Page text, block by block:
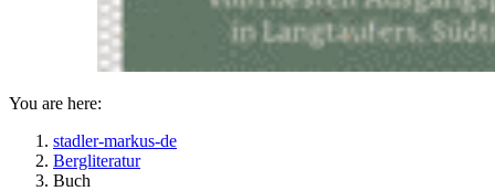
You are here:
stadler-markus-de
Bergliteratur
Buch